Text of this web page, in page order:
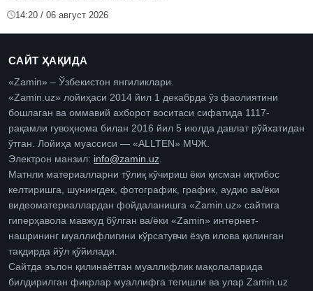
14:20 / 06 август 2026
САЙТ ҲАҚИДА
«Zamin» – Ўзбекистон янгиликлари.
«Zamin.uz» лойиҳаси 2014 йил 1 декабрда ўз фаолиятини
бошлаган ва оммавий ахборот воситаси сифатида 1117-
рақамли гувоҳнома билан 2016 йил 5 июлда давлат рўйхатидан
ўтган. Лойиҳа муассиси — «ALLTEN» МЧЖ.
Электрон манзил: info@zamin.uz
Матнли материалларни тўлиқ кўчириш ёки қисман иқтибос
келтиришга, шунингдек, фотографик, график, аудио ва/ёки
видеоматериаллардан фойдаланишга «Zamin.uz» сайтига
гиперҳавола мавжуд бўлган ва/ёки «Zamin» интернет-
нашрининг муаллифлигини кўрсатувчи ёзув илова қилинган
тақдирда йўл қўйилади.
Сайтда эълон қилинаётган муаллифлик мақолаларида
билдирилган фикрлар муаллифга тегишли ва улар Zamin.uz